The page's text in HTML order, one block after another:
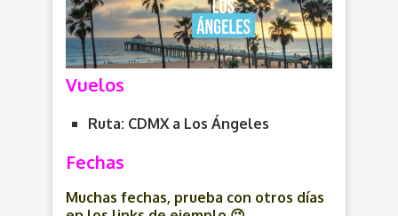
Vuelos
Ruta: CDMX a Los Ángeles
Fechas
Muchas fechas, prueba con otros días